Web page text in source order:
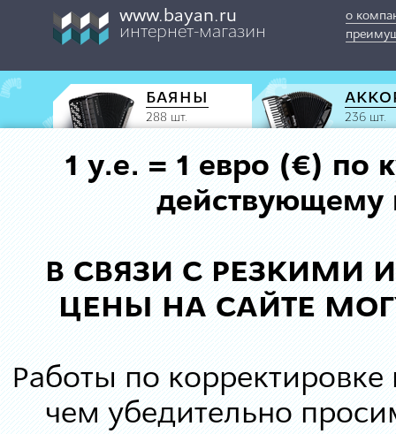
www.bayan.ru
интернет-магазин
о
БАЯНЫ
288 шт. 236 шт.
1 у.е. = 1 евро (€) по
действующему
В СВЯЗИ С РЕЗКИМИ
ЦЕНЫ НА САЙТЕ
Работы по корректировке
чем убедительно